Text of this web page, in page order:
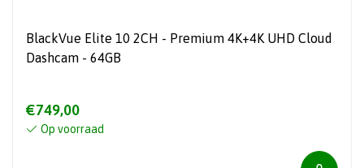
BlackVue Elite 10 2CH - Premium 4K+4K UHD Cloud
Dashcam - 64GB
€749,00
Op voorraad